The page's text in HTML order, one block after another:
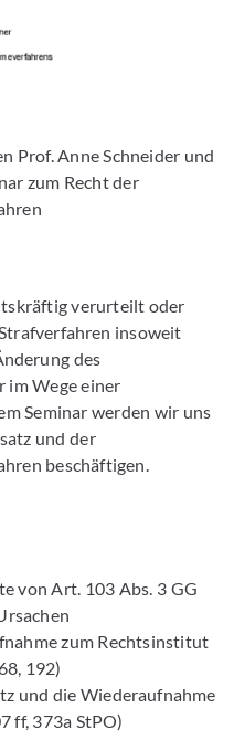
Prof. Anne Schneider und
zum Recht der
verurteilt oder
insoweit
des
im Wege einer
Seminar werden wir uns
und der
beschäftigen.
von Art. 103 Abs. 3 GG
zum Rechtsinstitut
192)
und die Wiederaufnahme
ff, 373a StPO)